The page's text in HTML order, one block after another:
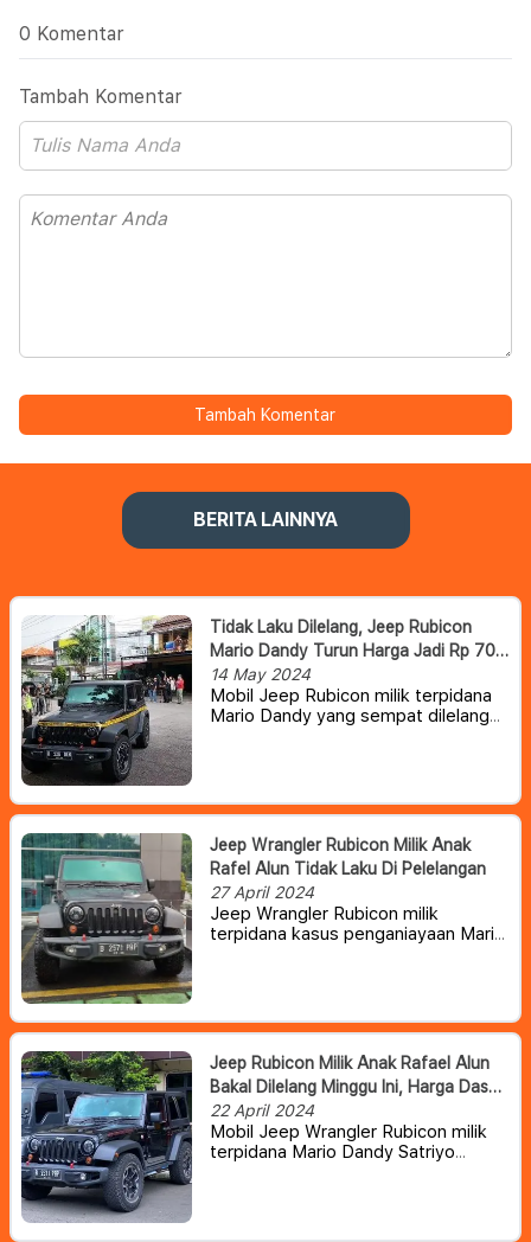
0 Komentar
Tambah Komentar
Tambah Komentar
BERITA LAINNYA
Tidak Laku Dilelang, Jeep Rubicon
Mario Dandy Turun Harga Jadi Rp 700
Juta
14 May 2024
Mobil Jeep Rubicon milik terpidana
Mario Dandy yang sempat dilelang
membuka kembali lelang mobil
tersebut.
Jeep Wrangler Rubicon Milik Anak
Rafel Alun Tidak Laku Di Pelelangan
27 April 2024
Jeep Wrangler Rubicon milik
terpidana kasus penganiayaan Mario
tidak ada penawar untuk SUV
Amerika Serikat yang dibuka dengan
harga limit Rp809,3 juta itu.
Jeep Rubicon Milik Anak Rafael Alun
Bakal Dilelang Minggu Ini, Harga Dasar
Mulai Rp 809 Juta
22 April 2024
Mobil Jeep Wrangler Rubicon milik
terpidana Mario Dandy Satriyo